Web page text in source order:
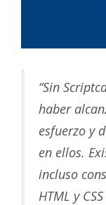
“Sin
haber
esfuerzo y
en ellos.
incluso
HTML y